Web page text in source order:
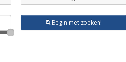
Begin met zoeken!